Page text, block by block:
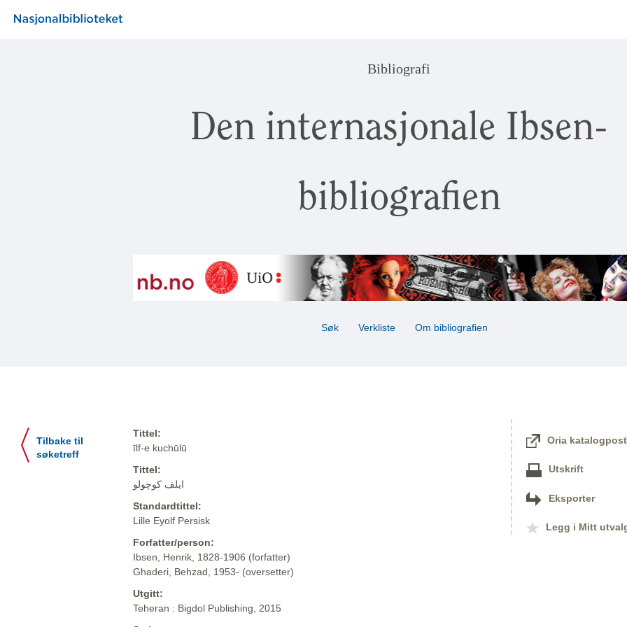
Bibliografi
Den internasjonale Ibsen-
bibliografien
Søk Verkliste Om bibliografien
Tilbake til
søketreff
Tittel:
īlf-e kuchūlū
Tittel:
ایلف کوچولو
Standardtittel:
Lille Eyolf Persisk
Forfatter/person:
Ibsen, Henrik, 1828-1906 (forfatter)
Ghaderi, Behzad, 1953- (oversetter)
Utgitt:
Teheran : Bigdol Publishing, 2015
Oria katalogpost
Utskrift
Eksporter
Legg i Mitt